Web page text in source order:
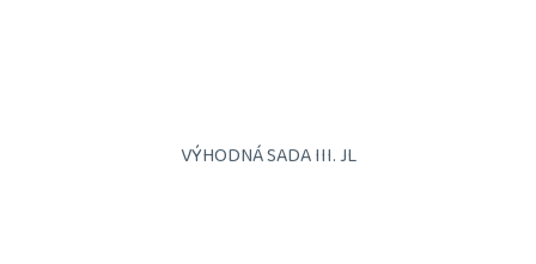
VÝHODNÁ SADA III. JL